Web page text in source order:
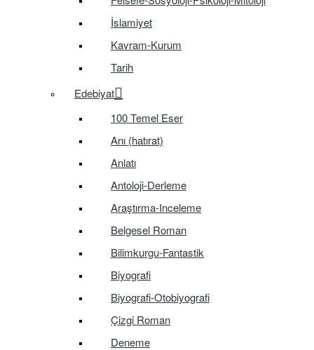
İslamiyet
Kavram-Kurum
Tarih
Edebiyat
100 Temel Eser
Anı (hatırat)
Anlatı
Antoloji-Derleme
Araştırma-Inceleme
Belgesel Roman
Bilimkurgu-Fantastik
Biyografi
Biyografi-Otobiyografi
Çizgi Roman
Deneme